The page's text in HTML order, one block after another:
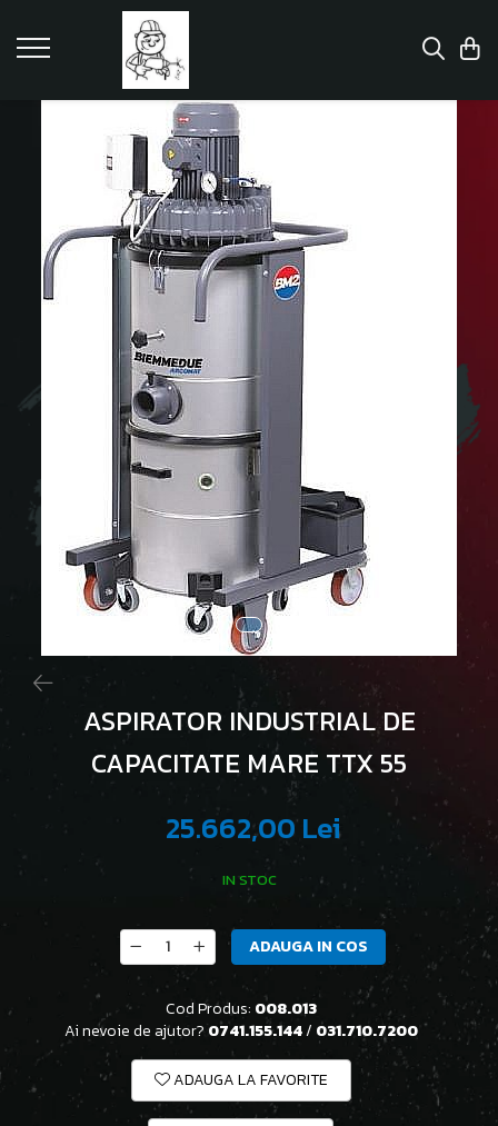
ASPIRATOR INDUSTRIAL DE
CAPACITATE MARE TTX 55
25.662,00 Lei
IN STOC
ADAUGA IN COS
Cod Produs: 008.013
Ai nevoie de ajutor?0741.155.144/ 031.710.7200
ADAUGA LA FAVORITE